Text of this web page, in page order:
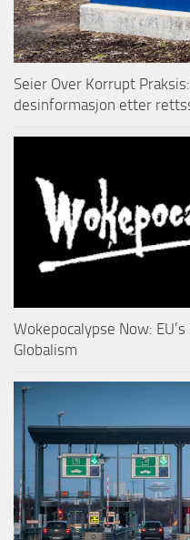
Seier Over Korrupt
desinformasjon etter
Wokepocalypse Now:
Globalism